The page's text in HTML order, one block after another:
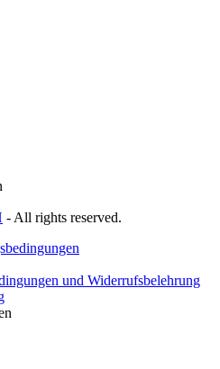
- All rights reserved.
und Widerrufsbelehrung